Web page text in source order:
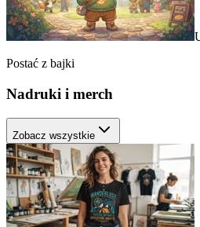
Postać z bajki
Nadruki i merch
Zobacz wszystkie